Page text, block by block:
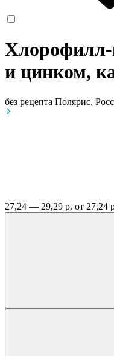
Хлорофилл-
и цинком,
без рецепта Полярис,
27,24 — 29,29 р. от 27,24